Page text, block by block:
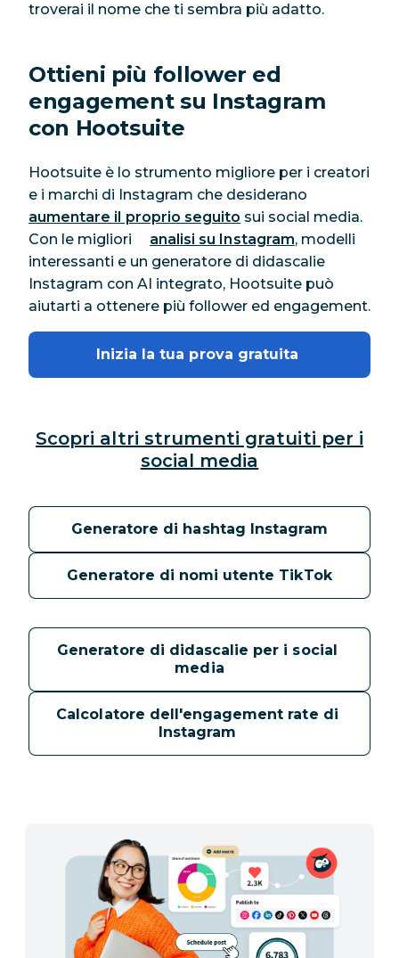
troverai il nome che ti sembra più adatto.
Ottieni più follower ed
engagement su Instagram
con Hootsuite
Hootsuite è lo strumento migliore per i creatori
e i marchi di Instagram che desiderano
aumentare il proprio seguito sui social media.
Con le migliori
analisi su Instagram, modelli
interessanti e un generatore di didascalie
Instagram con AI integrato, Hootsuite può
aiutarti a ottenere più follower ed engagement.
Inizia la tua prova gratuita
Scopri altri strumenti gratuiti per i
social media
Generatore di hashtag Instagram
Generatore di nomi utente TikTok
Generatore di didascalie per i social
media
Calcolatore dell'engagement rate di
Instagram